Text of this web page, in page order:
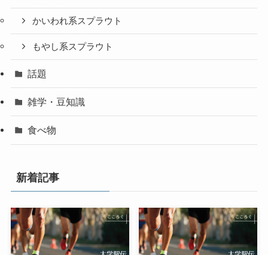
かいわれ系スプラウト
もやし系スプラウト
話題
雑学・豆知識
食べ物
新着記事